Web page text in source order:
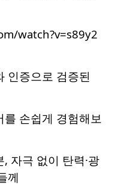
watch?v=s89y2
인증으로 검증된
손쉽게 경험해보
자극 없이 탄력·광
께